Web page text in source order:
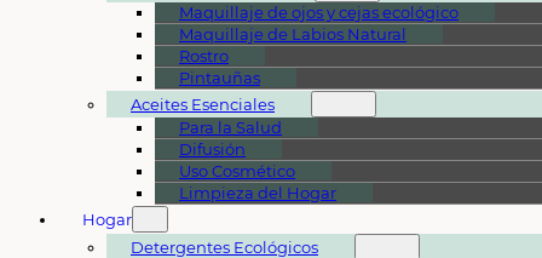
Maquillaje de ojos y cejas ecológico
Maquillaje de Labios Natural
Rostro
Pintauñas
Aceites Esenciales
Para la Salud
Difusión
Uso Cosmético
Limpieza del Hogar
Hogar
Detergentes Ecológicos